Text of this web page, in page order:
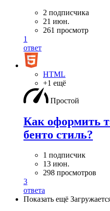
2 подписчика
21 июн.
261 просмотр
1
ответ
HTML
+1 ещё
Простой
Как оформить
бенто стиль?
1 подписчик
13 июн.
298 просмотров
3
ответа
Показать ещё